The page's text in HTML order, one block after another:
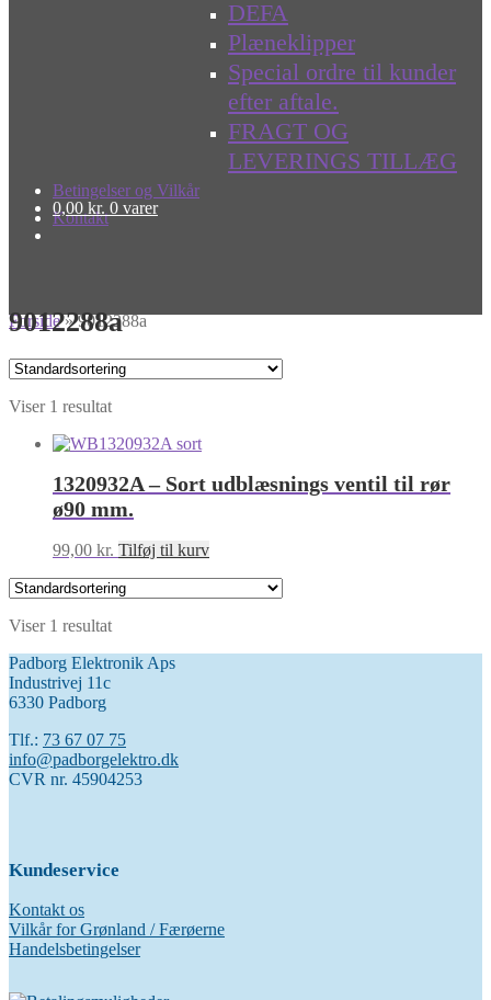
DEFA
Plæneklipper
Special ordre til kunder
efter aftale.
FRAGT OG
LEVERINGS TILLÆG
Betingelser og Vilkår
Kontakt
0,00 kr. 0 varer
Forside»9012288a
9012288a
Viser 1 resultat
1320932A – Sort udblæsnings ventil til rør
ø90 mm.
99,00 kr. Tilføj til kurv
Viser 1 resultat
Padborg Elektronik Aps
Industrivej 11c
6330 Padborg
Tlf.: 73 67 07 75
info@padborgelektro.dk
CVR nr. 45904253
Kundeservice
Kontakt os
Vilkår for Grønland / Færøerne
Handelsbetingelser